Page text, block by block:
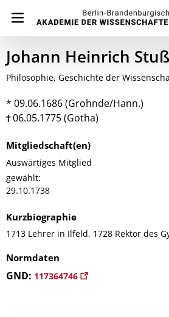
Johann Heinrich Stuß
Philosophie, Geschichte der
* 09.06.1686 (Grohnde/Hann.)
06.05.1775 (Gotha)
Mitgliedschaft(en)
Auswärtiges Mitglied
gewählt:
29.10.1738
Kurzbiographie
1713 Lehrer in Ilfeld. 1728 Rektor des
Normdaten
GND: 117364746